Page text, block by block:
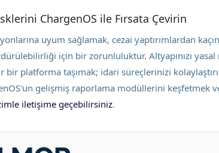
ChargenOS ile Fırsata Çevirin
uyum sağlamak, cezai yaptırımlardan
için bir zorunluluktur. Altyapınızı
bir platforma taşımak; idari süreçlerinizi
gelişmiş raporlama modüllerini keşfetmek
iletişime geçebilirsiniz.